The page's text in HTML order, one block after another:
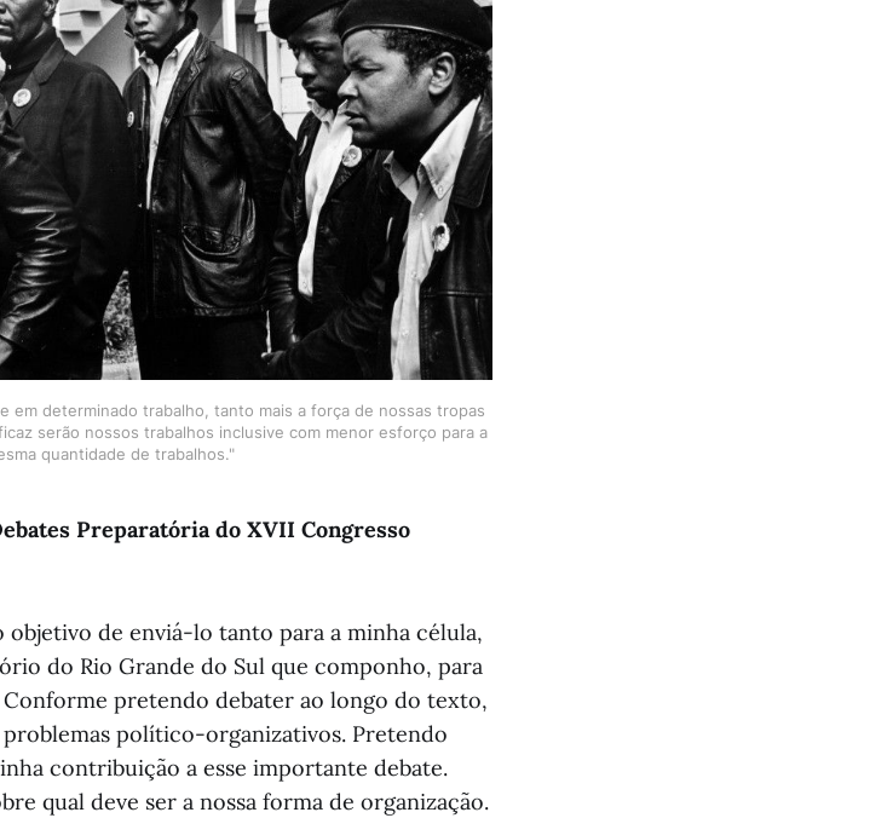
em determinado trabalho, tanto mais a força de nossas tropas
serão nossos trabalhos inclusive com menor esforço para a
quantidade de trabalhos."
Preparatória do XVII Congresso
objetivo de enviá-lo tanto para a minha célula,
do Rio Grande do Sul que componho, para
Conforme pretendo debater ao longo do texto,
problemas político-organizativos. Pretendo
contribuição a esse importante debate.
qual deve ser a nossa forma de organização.